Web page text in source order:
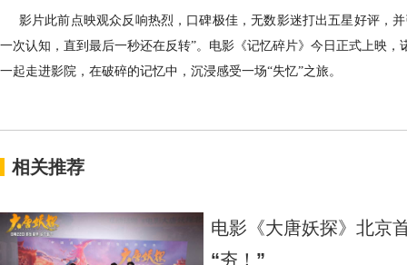
影片此前点映观众反响热烈，口碑极佳，无数影迷打出五星好评，
一次认知，直到最后一秒还在反转”。电影《记忆碎片》今日正式上映
一起走进影院，在破碎的记忆中，沉浸感受一场“失忆”之旅。
相关推荐
电影《大唐妖探》北京
“夯！”